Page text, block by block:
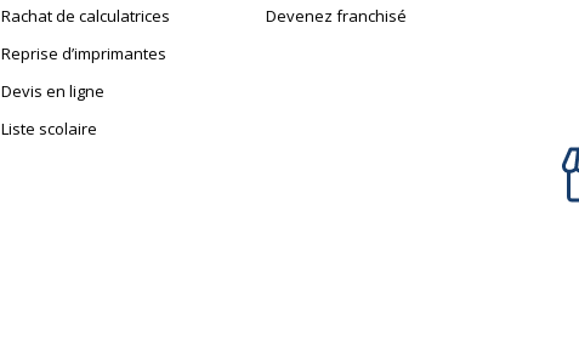
Rachat de calculatrices
Reprise d’imprimantes
Devis en ligne
Liste scolaire
Devenez franchisé